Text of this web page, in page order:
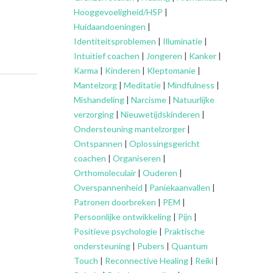
Hooggevoeligheid/HSP |
Huidaandoeningen |
Identiteitsproblemen | Illuminatie |
Intuïtief coachen | Jongeren | Kanker |
Karma | Kinderen | Kleptomanie |
Mantelzorg | Meditatie | Mindfulness |
Mishandeling | Narcisme | Natuurlijke
verzorging | Nieuwetijdskinderen |
Ondersteuningmantelzorger |
Ontspannen | Oplossingsgericht
coachen | Organiseren |
Orthomoleculair | Ouderen |
Overspannenheid | Paniekaanvallen |
Patronen doorbreken | PEM |
Persoonlijke ontwikkeling | Pijn |
Positieve psychologie | Praktische
ondersteuning | Pubers | Quantum
Touch | Reconnective Healing | Reiki |